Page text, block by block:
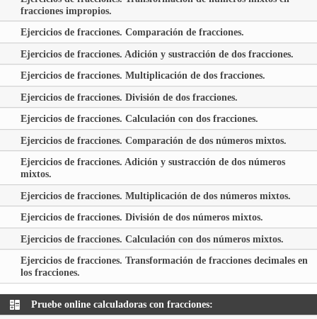
fracciones impropios.
Ejercicios de fracciones. Comparación de fracciones.
Ejercicios de fracciones. Adición y sustracción de dos fracciones.
Ejercicios de fracciones. Multiplicación de dos fracciones.
Ejercicios de fracciones. División de dos fracciones.
Ejercicios de fracciones. Calculación con dos fracciones.
Ejercicios de fracciones. Comparación de dos números mixtos.
Ejercicios de fracciones. Adición y sustracción de dos números
mixtos.
Ejercicios de fracciones. Multiplicación de dos números mixtos.
Ejercicios de fracciones. División de dos números mixtos.
Ejercicios de fracciones. Calculación con dos números mixtos.
Ejercicios de fracciones. Transformación de fracciones decimales en
los fracciones.
Pruebe online calculadoras con fracciones: